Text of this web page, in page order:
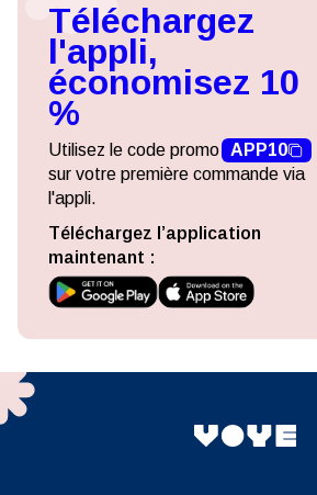
Téléchargez
l'appli,
économisez 10
%
Utilisez le code promo APP10
sur votre première commande via
l'appli.
Téléchargez l’application
maintenant :